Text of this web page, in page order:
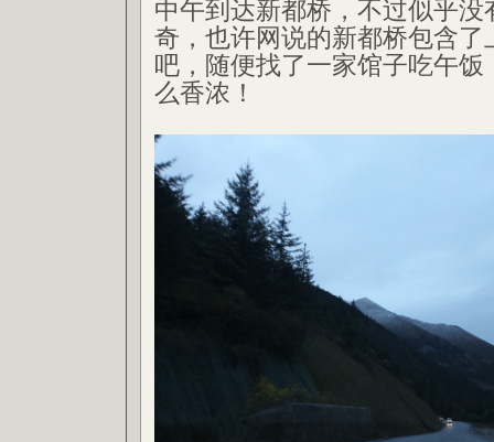
中午到达新都桥，不过似乎
奇，也许网说的新都桥包含了
吧，随便找了一家馆子吃午
么香浓！